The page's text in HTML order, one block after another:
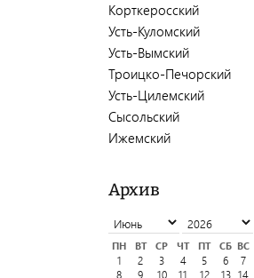
Корткеросский
Усть-Куломский
Усть-Вымский
Троицко-Печорский
Усть-Цилемский
Сысольский
Ижемский
Архив
ПН ВТ СР ЧТ ПТ СБ ВС
1
2 3 4 5 6
7
8
9 10 11 12 13 14